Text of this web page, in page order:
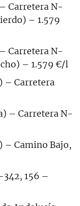
Carretera N-
– 1.579
Carretera N-
– 1.579 €/l
– Carretera
– Carretera N-
– Camino Bajo,
156 –